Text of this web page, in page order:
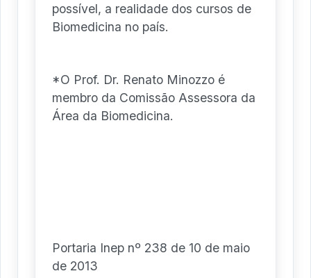
possível, a realidade dos cursos de
Biomedicina no país.
*O Prof. Dr. Renato Minozzo é
membro da Comissão Assessora da
Área da Biomedicina.
Portaria Inep nº 238 de 10 de maio
de 2013